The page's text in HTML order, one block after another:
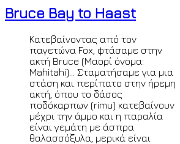
Bruce Bay to Haast
Κατεβαίνοντας από τον
παγετώνα Fox, φτάσαμε στην
ακτή Bruce (Μαορί όνομα:
Mahitahi)... Σταματήσαμε για μια
στάση και περίπατο στην ήρεμη
ακτή, όπου το δάσος
ποδόκαρπων (rimu) κατεβαίνουν
μέχρι την άμμο και η παραλία
είναι γεμάτη με άσπρα
θαλασσόξυλα, μερικά είναι